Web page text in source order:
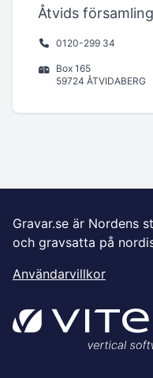
Åtvids församling
0120-299 34
Box 165
59724 ÅTVIDABERG
Gravar.se är Nordens
och gravsatta på
Användarvillkor